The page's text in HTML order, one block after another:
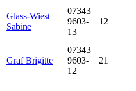
Glass-Wiest
Sabine
07343
9603-
13
12
Graf Brigitte
07343
9603-
12
21